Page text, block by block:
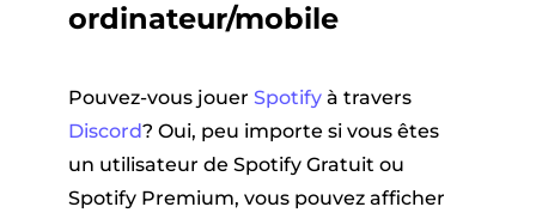
ordinateur/mobile
Pouvez-vous jouer Spotifyà travers
Discord? Oui, peu importe si vous êtes
un utilisateur de Spotify Gratuit ou
Spotify Premium, vous pouvez afficher